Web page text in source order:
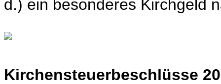
d.) ein besonderes Kirchgeld
Kirchensteuerbeschlüsse